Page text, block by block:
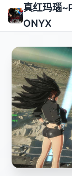
真红玛瑙
ONYX